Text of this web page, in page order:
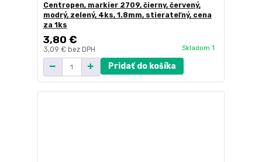
Centropen, markier 2709, čierny, červený,
modrý, zelený, 4ks, 1.8mm, stierateľný, cena
za 1ks
3,80 €
3,09 € bez DPH Skladom 1
Pridať do košíka